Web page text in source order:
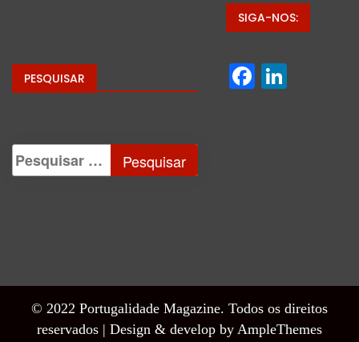
PESQUISAR
SIGA-NOS:
© 2022 Portugalidade Magazine. Todos os direitos
reservados | Design & develop by AmpleThemes